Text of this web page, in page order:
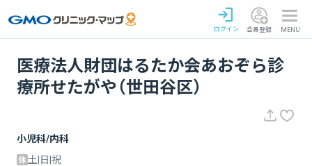
ログイン 会員登録 MENU
医療法人財団はるたか会あおぞら診
療所せたがや（世田谷区）
小児科/内科
土|日|祝